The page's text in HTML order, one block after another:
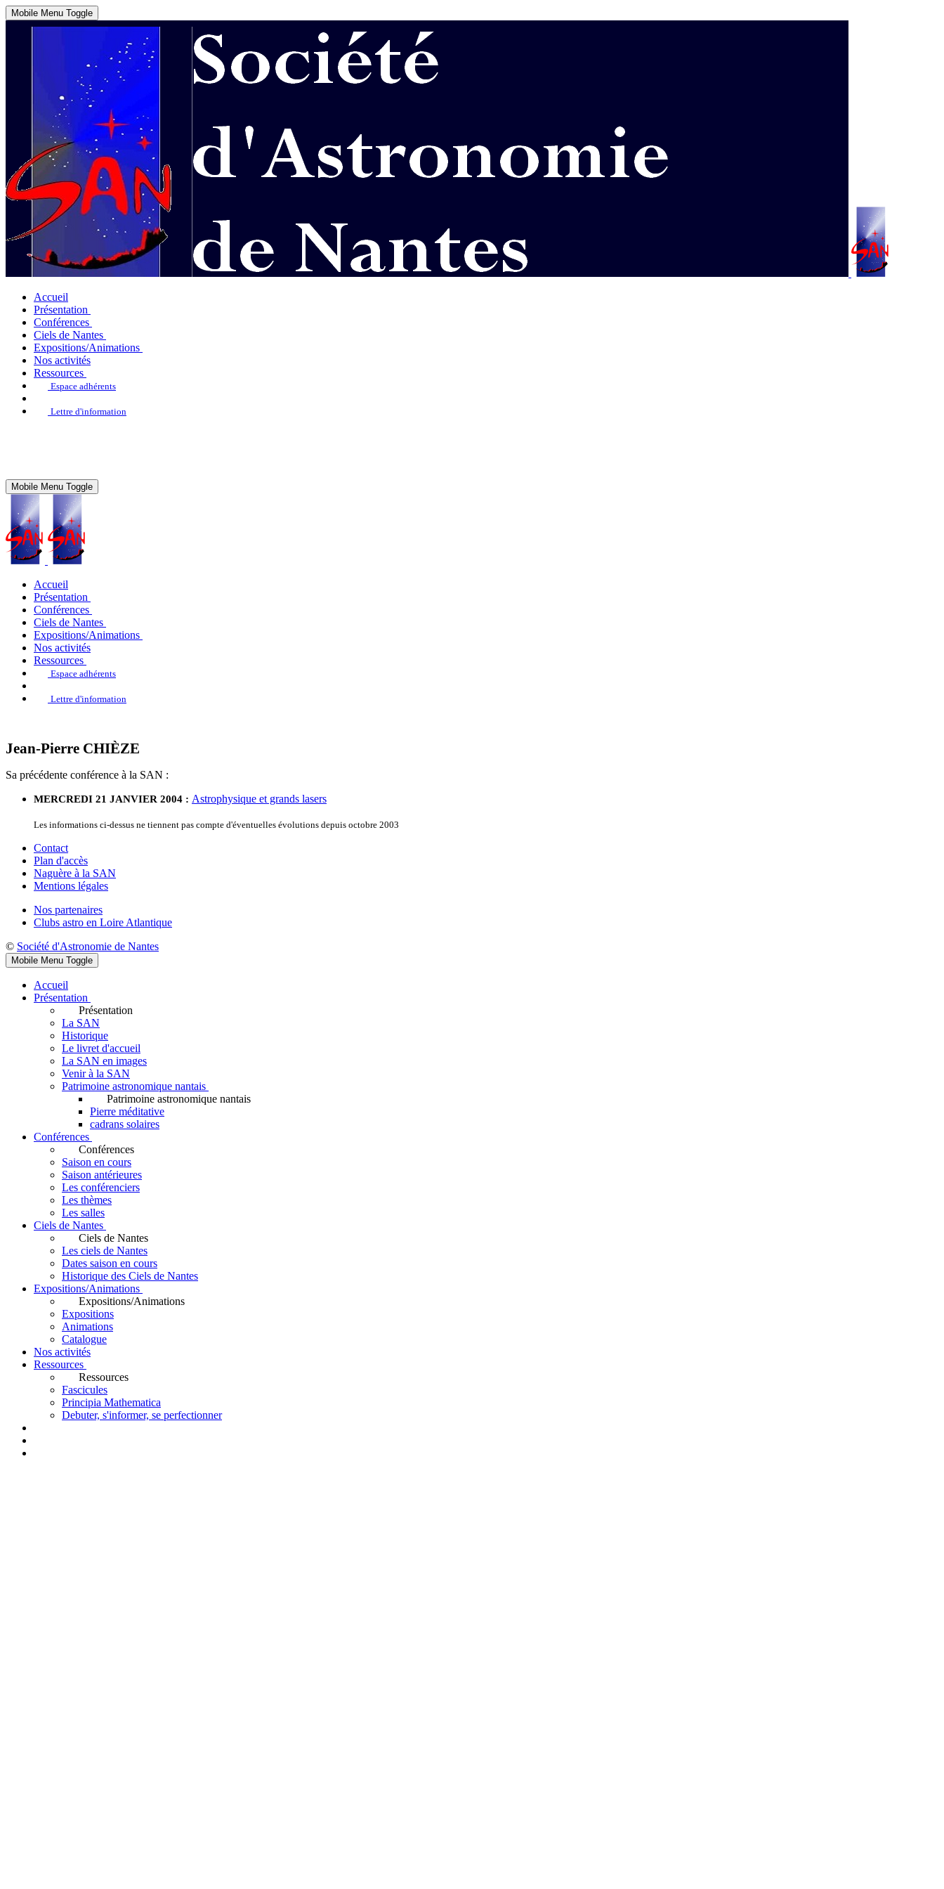
Mobile Menu Toggle
Accueil
Présentation
Conférences
Ciels de Nantes
Expositions/Animations
Nos activités
Ressources
Espace adhérents
Lettre d'information
Mobile Menu Toggle
Accueil
Présentation
Conférences
Ciels de Nantes
Expositions/Animations
Nos activités
Ressources
Espace adhérents
Lettre d'information
Jean-Pierre CHIÈZE
Sa précédente conférence à la SAN :
MERCREDI 21 JANVIER 2004 : Astrophysique et grands lasers
Les informations ci-dessus ne tiennent pas compte d'éventuelles évolutions depuis octobre 2003
Contact
Plan d'accès
Naguère à la SAN
Mentions légales
Nos partenaires
Clubs astro en Loire Atlantique
© Société d'Astronomie de Nantes
Mobile Menu Toggle
Accueil
Présentation
Présentation
La SAN
Historique
Le livret d'accueil
La SAN en images
Venir à la SAN
Patrimoine astronomique nantais
Patrimoine astronomique nantais
Pierre méditative
cadrans solaires
Conférences
Conférences
Saison en cours
Saison antérieures
Les conférenciers
Les thèmes
Les salles
Ciels de Nantes
Ciels de Nantes
Les ciels de Nantes
Dates saison en cours
Historique des Ciels de Nantes
Expositions/Animations
Expositions/Animations
Expositions
Animations
Catalogue
Nos activités
Ressources
Ressources
Fascicules
Principia Mathematica
Debuter, s'informer, se perfectionner